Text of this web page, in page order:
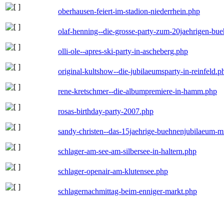
oberhausen-feiert-im-stadion-niederrhein.php
olaf-henning--die-grosse-party-zum-20jaehrigen-
olli-ole--apres-ski-party-in-ascheberg.php
original-kultshow--die-jubilaeumsparty-in-
rene-kretschmer--die-albumpremiere-in-hamm.php
rosas-birthday-party-2007.php
sandy-christen--das-15jaehrige-buehnenjubilaeum-
schlager-am-see-am-silbersee-in-haltern.php
schlager-openair-am-klutensee.php
schlagernachmittag-beim-enniger-markt.php